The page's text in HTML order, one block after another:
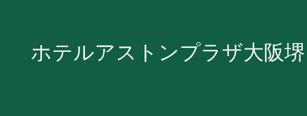
ホテルアストンプラザ大阪堺